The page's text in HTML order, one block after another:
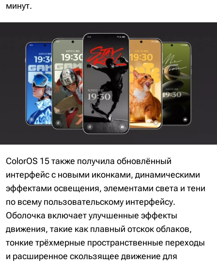
минут.
ColorOS 15 также получила обновлённый
интерфейс с новыми иконками, динамическими
эффектами освещения, элементами света и тени
по всему пользовательскому интерфейсу.
Оболочка включает улучшенные эффекты
движения, такие как плавный отскок облаков,
тонкие трёхмерные пространственные переходы
и расширенное скользящее движение для